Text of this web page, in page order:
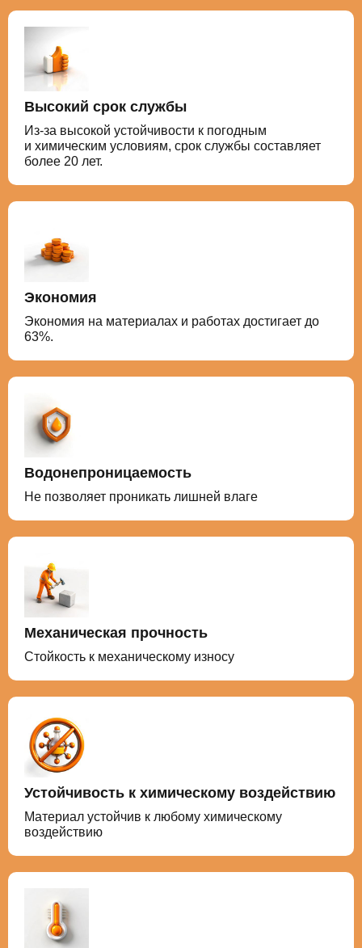
Высокий срок службы
Из-за высокой устойчивости к погодным
и химическим условиям, срок службы составляет
более 20 лет.
Экономия
Экономия на материалах и работах достигает до
63%.
Водонепроницаемость
Не позволяет проникать лишней влаге
Механическая прочность
Стойкость к механическому износу
Устойчивость к химическому воздействию
Материал устойчив к любому химическому
воздействию